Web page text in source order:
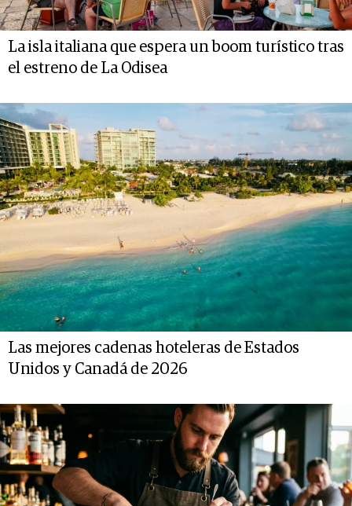
La isla italiana que espera un boom turístico tras
el estreno de La Odisea
Las mejores cadenas hoteleras de Estados
Unidos y Canadá de 2026